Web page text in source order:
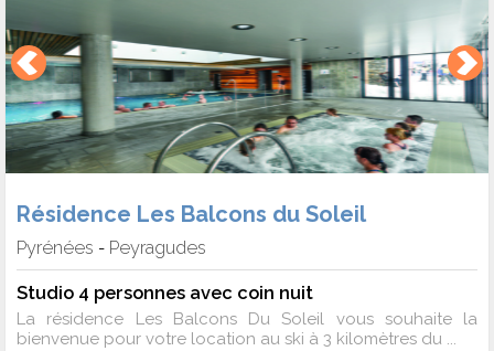
Résidence Les Balcons du Soleil
Pyrénées - Peyragudes
Studio 4 personnes avec coin nuit
La résidence Les Balcons Du Soleil vous souhaite la
bienvenue pour votre location au ski à 3 kilomètres du ...